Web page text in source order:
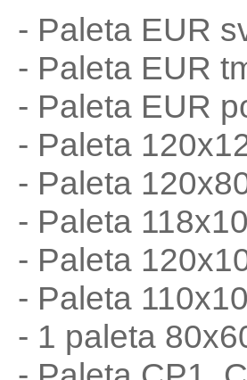
- Paleta EUR
- Paleta EUR
- Paleta EUR
- Paleta
- Paleta
- Paleta
- Paleta
- Paleta
- 1 paleta